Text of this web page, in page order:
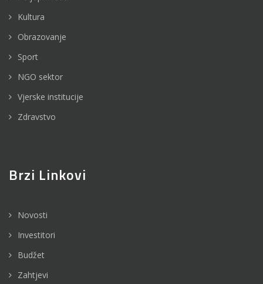
Kultura
Obrazovanje
Sport
NGO sektor
Vjerske institucije
Zdravstvo
Brzi Linkovi
Novosti
Investitori
Budžet
Zahtjevi